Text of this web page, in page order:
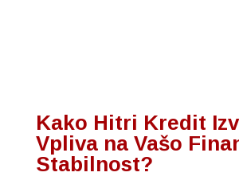
Kako Hitri Kredit
Vpliva na Vašo
Stabilnost?